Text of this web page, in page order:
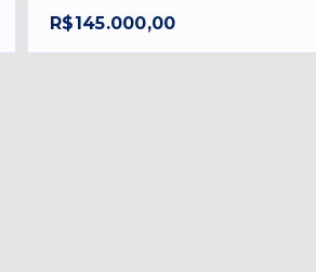
R$145.000,00